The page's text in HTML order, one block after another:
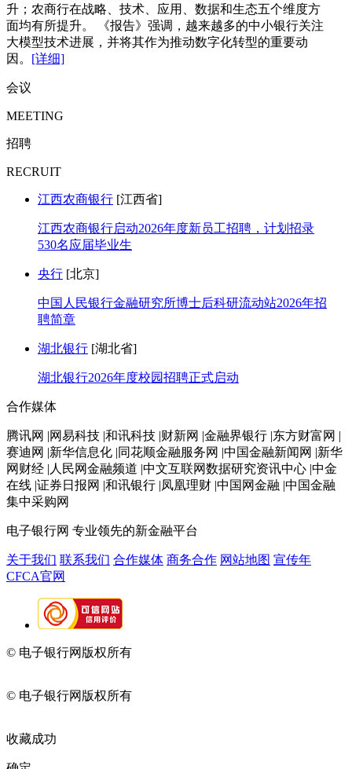
升；农商行在战略、技术、应用、数据和生态五个维度方
面均有所提升。 《报告》强调，越来越多的中小银行关注
大模型技术进展，并将其作为推动数字化转型的重要动
因。 [详细]
会议
MEETING
招聘
RECRUIT
江西农商银行 [江西省]
江西农商银行启动2026年度新员工招聘，计划招录
530名应届毕业生
央行 [北京]
中国人民银行金融研究所博士后科研流动站2026年招
聘简章
湖北银行 [湖北省]
湖北银行2026年度校园招聘正式启动
合作媒体
腾讯网 |网易科技 |和讯科技 |财新网 |金融界银行 |东方财富网 |
赛迪网 |新华信息化 |同花顺金融服务网 |中国金融新闻网 |新华
网财经 |人民网金融频道 |中文互联网数据研究资讯中心 |中金
在线 |证券日报网 |和讯银行 |凤凰理财 |中国网金融 |中国金融
集中采购网
电子银行网 专业领先的新金融平台
关于我们 联系我们 合作媒体 商务合作 网站地图 宣传年
CFCA官网
© 电子银行网版权所有
© 电子银行网版权所有
收藏成功